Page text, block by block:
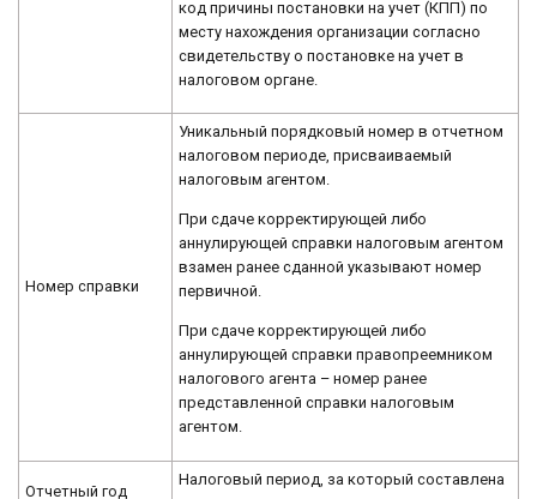
код причины постановки на учет (КПП) по
месту нахождения организации согласно
свидетельству о постановке на учет в
налоговом органе.
Номер справки
Уникальный порядковый номер в отчетном
налоговом периоде, присваиваемый
налоговым агентом.
При сдаче корректирующей либо
аннулирующей справки налоговым агентом
взамен ранее сданной указывают номер
первичной.
При сдаче корректирующей либо
аннулирующей справки правопреемником
налогового агента – номер ранее
представленной справки налоговым
агентом.
Отчетный год
Налоговый период, за который составлена